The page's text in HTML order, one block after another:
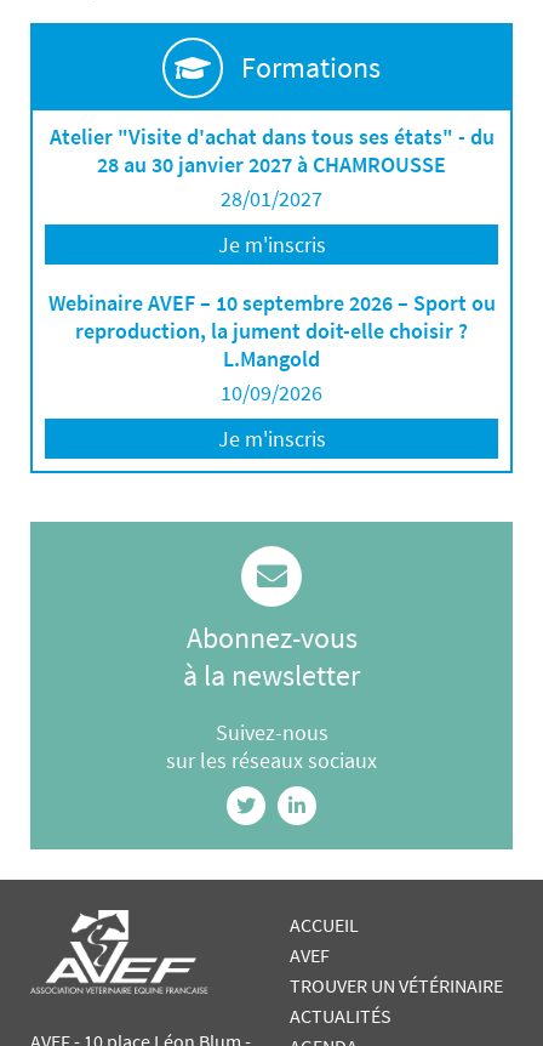
Formations
Atelier "Visite d'achat dans tous ses états" - du
28 au 30 janvier 2027 à CHAMROUSSE
28/01/2027
Je m'inscris
Webinaire AVEF – 10 septembre 2026 – Sport ou
reproduction, la jument doit-elle choisir ?
L.Mangold
10/09/2026
Je m'inscris
Abonnez-vous
à la newsletter
Suivez-nous
sur les réseaux sociaux
ACCUEIL
AVEF
TROUVER UN VÉTÉRINAIRE
ACTUALITÉS